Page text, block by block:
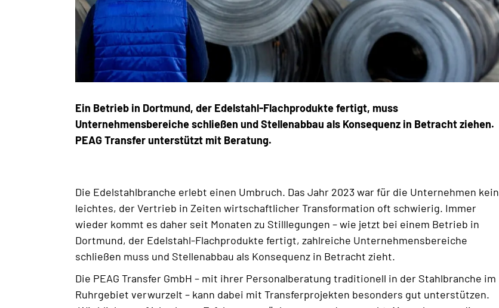
Ein Betrieb in Dortmund, der Edelstahl-Flachprodukte fertigt, muss
Unternehmensbereiche schließen und Stellenabbau als Konsequenz in Betracht ziehen.
PEAG Transfer unterstützt mit Beratung.
Die Edelstahlbranche erlebt einen Umbruch. Das Jahr 2023 war für die Unternehmen kein
leichtes, der Vertrieb in Zeiten wirtschaftlicher Transformation oft schwierig. Immer
wieder kommt es daher seit Monaten zu Stilllegungen – wie jetzt bei einem Betrieb in
Dortmund, der Edelstahl-Flachprodukte fertigt, zahlreiche Unternehmensbereiche
schließen muss und Stellenabbau als Konsequenz in Betracht zieht.
Die PEAG Transfer GmbH – mit ihrer Personalberatung traditionell in der Stahlbranche im
Ruhrgebiet verwurzelt – kann dabei mit Transferprojekten besonders gut unterstützen.